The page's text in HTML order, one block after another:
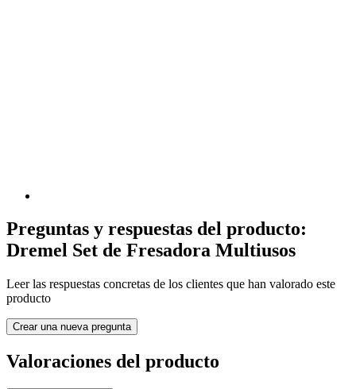
Preguntas y respuestas del producto:
Dremel Set de Fresadora Multiusos
Leer las respuestas concretas de los clientes que han valorado este
producto
Crear una nueva pregunta
Valoraciones del producto